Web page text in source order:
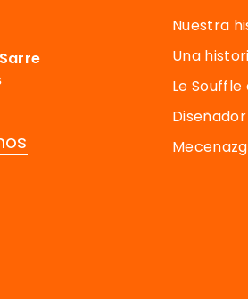
Nuestra
Una
Le Souffle
Diseñador